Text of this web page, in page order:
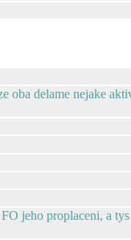
oba delame nejake
jeho proplaceni, a